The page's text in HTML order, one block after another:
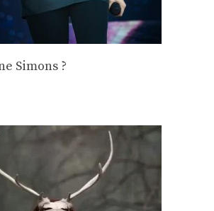
Simons ?